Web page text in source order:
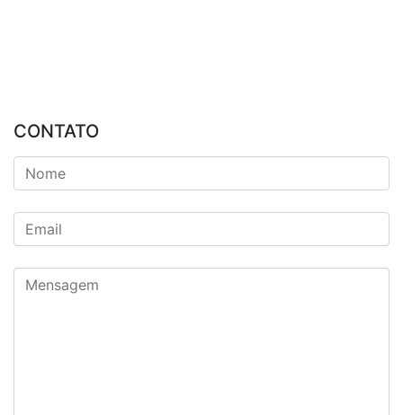
CONTATO